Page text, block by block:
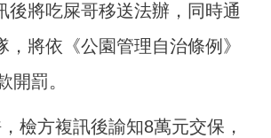
後將吃屎哥移送法辦，同時通
，將依《公園管理自治條例》
開罰。
檢方複訊後諭知8萬元交保，